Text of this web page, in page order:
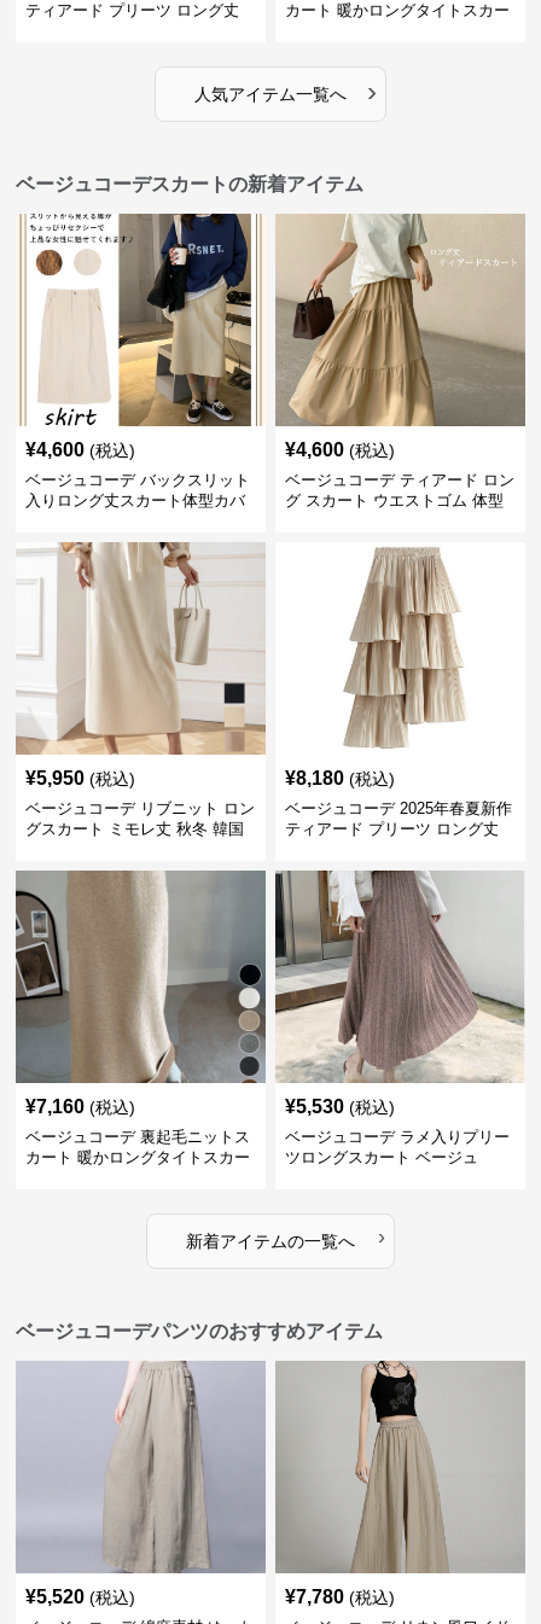
ティアード プリーツ ロング丈
カート 暖かロングタイトスカー
人気アイテム一覧へ ›
ベージュコーデスカートの新着アイテム
¥4,600 (税込)
ベージュコーデ バックスリット
入りロング丈スカート体型カバ
¥4,600 (税込)
ベージュコーデ ティアード ロン
グ スカート ウエストゴム 体型
¥5,950 (税込)
ベージュコーデ リブニット ロン
グスカート ミモレ丈 秋冬 韓国
¥8,180 (税込)
ベージュコーデ 2025年春夏新作
ティアード プリーツ ロング丈
¥7,160 (税込)
ベージュコーデ 裏起毛ニットス
カート 暖かロングタイトスカー
¥5,530 (税込)
ベージュコーデ ラメ入りプリー
ツロングスカート ベージュ
新着アイテムの一覧へ ›
ベージュコーデパンツのおすすめアイテム
¥5,520 (税込) ¥7,780 (税込)